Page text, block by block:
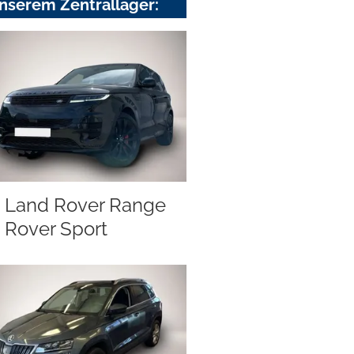
Zentrallager:
Land Rover Range
Rover Sport